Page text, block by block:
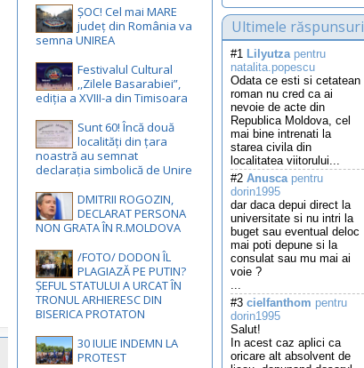
Ultimele răspunsuri
#1 Lilyutzapentru
natalita.popescu
Odata ce esti si cetatean
roman nu cred ca ai
nevoie de acte din
Republica Moldova, cel
mai bine intrenati la
starea civila din
localitatea viitorului...
#2 Anuscapentru
dorin1995
dar daca depui direct la
universitate si nu intri la
buget sau eventual deloc
mai poti depune si la
consulat sau mu mai ai
voie ?
...
#3 cielfanthom pentru
dorin1995
Salut!
In acest caz aplici ca
oricare alt absolvent de
ȘOC! Cel mai MARE
județ din România va
semna UNIREA
Festivalul Cultural
,,Zilele Basarabiei”,
ediția a XVIII-a din Timisoara
Sunt 60! Încă două
localități din țara
noastră au semnat
declarația simbolică de Unire
DMITRII ROGOZIN,
DECLARAT PERSONA
NON GRATA ÎN R.MOLDOVA
/FOTO/ DODON ÎL
PLAGIAZĂ PE PUTIN?
ȘEFUL STATULUI A URCAT ÎN
TRONUL ARHIERESC DIN
BISERICA PROTATON
30 IULIE INDEMN LA
PROTEST